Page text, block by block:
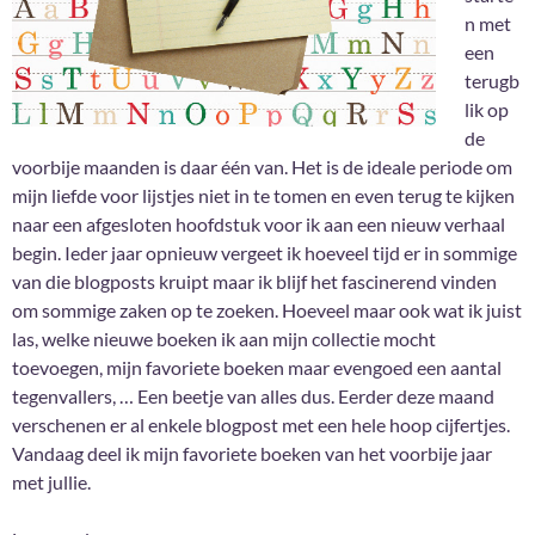
n met
een
terugb
lik op
de
voorbije maanden is daar één van. Het is de ideale periode om
mijn liefde voor lijstjes niet in te tomen en even terug te kijken
naar een afgesloten hoofdstuk voor ik aan een nieuw verhaal
begin. Ieder jaar opnieuw vergeet ik hoeveel tijd er in sommige
van die blogposts kruipt maar ik blijf het fascinerend vinden
om sommige zaken op te zoeken. Hoeveel maar ook wat ik juist
las, welke nieuwe boeken ik aan mijn collectie mocht
toevoegen, mijn favoriete boeken maar evengoed een aantal
tegenvallers, … Een beetje van alles dus. Eerder deze maand
verschenen er al enkele blogpost met een hele hoop cijfertjes.
Vandaag deel ik mijn favoriete boeken van het voorbije jaar
met jullie.